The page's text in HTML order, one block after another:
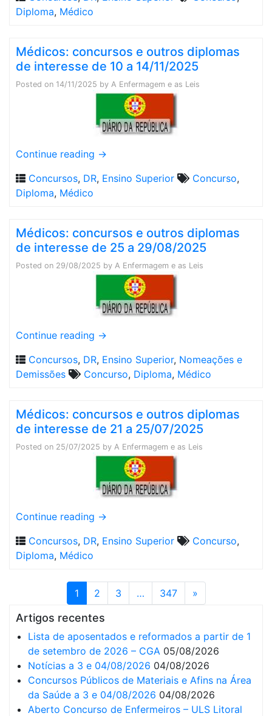
Diploma, Médico
Médicos: concursos e outros diplomas
de interesse de 10 a 14/11/2025
Posted on 14/11/2025 by A Enfermagem e as Leis
Continue reading →
Concursos, DR, Ensino Superior Concurso,
Diploma, Médico
Médicos: concursos e outros diplomas
de interesse de 25 a 29/08/2025
Posted on 29/08/2025 by A Enfermagem e as Leis
Continue reading →
Concursos, DR, Ensino Superior, Nomeações e
Demissões
Concurso, Diploma, Médico
Médicos: concursos e outros diplomas
de interesse de 21 a 25/07/2025
Posted on 25/07/2025 by A Enfermagem e as Leis
Continue reading →
Concursos, DR, Ensino Superior Concurso,
Diploma, Médico
1 2 3 … 347 »
Artigos recentes
Lista de aposentados e reformados a partir de 1
de setembro de 2026 – CGA 05/08/2026
Notícias a 3 e 04/08/2026 04/08/2026
Concursos Públicos de Materiais e Afins na Área
da Saúde a 3 e 04/08/2026 04/08/2026
Aberto Concurso de Enfermeiros – ULS Litoral